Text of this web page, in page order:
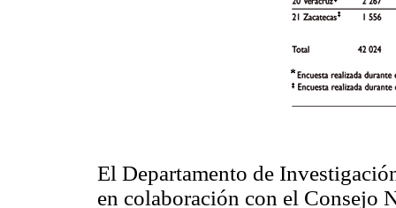
El Departamento de
en colaboración con el Consejo